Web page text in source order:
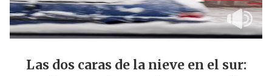
Las dos caras de la nieve en el sur: